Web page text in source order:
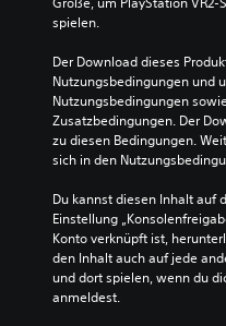
spielen.
Der Download dieses
Nutzungsbedingungen und
Nutzungsbedingungen
Zusatzbedingungen. Der
zu diesen Bedingungen.
sich in den
Du kannst diesen Inhalt auf
Einstellung
Konto verknüpft ist,
den Inhalt auch auf jede
und dort spielen, wenn du
anmeldest.